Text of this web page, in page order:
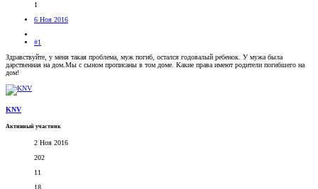
1
6 Ноя 2016
#1
Здравствуйте, у меня такая проблема, муж погиб, остался годовалый ребенок. У мужа была
дарственная на дом.Мы с сыном прописаны в том доме. Какие права имеют родители погибшего на
дом!
KNV
Активный участник
2 Ноя 2016
202
11